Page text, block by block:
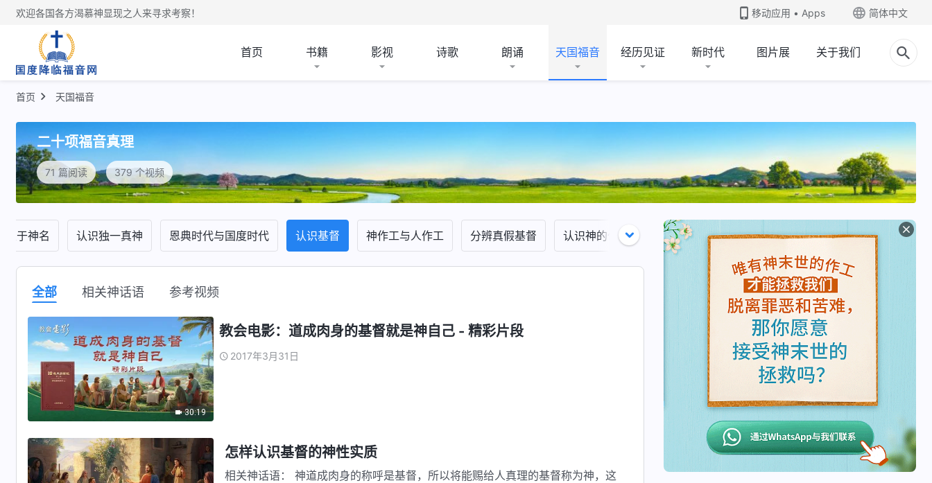
欢迎各国各方渴慕神显现之人来寻求考察！ 移动应用 • Apps 简体中文
首页 书籍 影视 诗歌 朗诵 天国福音 经历见证 新时代 图片展 关于我们
首页 天国福音
二十项福音真理
71 篇阅读 379 个视频
关于神名 认识独一真神 恩典时代与国度时代 认识基督 神作工与人作工 分辨真假基督 认识神的作工与神的性情 圣经与神 三位一体的说法 认识神
全部 相关神话语 参考视频
30:19
教会电影：道成肉身的基督就是神自己 - 精彩片段
2017年3月31日
怎样认识基督的神性实质
相关神话语： 神道成肉身的称呼是基督，所以将能赐给人真理的基督称为神，这